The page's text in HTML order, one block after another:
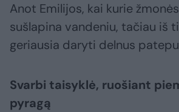
Anot Emilijos, kai kurie
sušlapina vandeniu, tačiau iš
geriausia daryti delnus
Svarbi taisyklė, ruošiant
pyragą